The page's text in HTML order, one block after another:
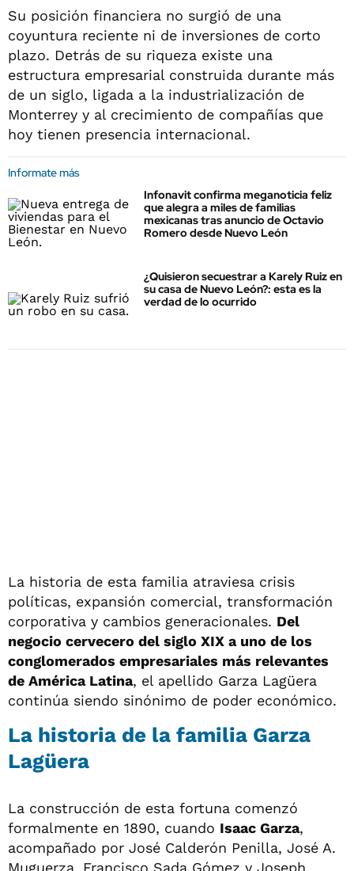
Su posición financiera no surgió de una
coyuntura reciente ni de inversiones de corto
plazo. Detrás de su riqueza existe una
estructura empresarial construida durante más
de un siglo, ligada a la industrialización de
Monterrey y al crecimiento de compañías que
hoy tienen presencia internacional.
Informate más
Infonavit confirma meganoticia feliz
que alegra a miles de familias
mexicanas tras anuncio de Octavio
Romero desde Nuevo León
¿Quisieron secuestrar a Karely Ruiz en
su casa de Nuevo León?: esta es la
verdad de lo ocurrido
La historia de esta familia atraviesa crisis
políticas, expansión comercial, transformación
corporativa y cambios generacionales. Del
negocio cervecero del siglo XIX a uno de los
conglomerados empresariales más relevantes
de América Latina, el apellido Garza Lagüera
continúa siendo sinónimo de poder económico.
La historia de la familia Garza
Lagüera
La construcción de esta fortuna comenzó
formalmente en 1890, cuando Isaac Garza,
acompañado por José Calderón Penilla, José A.
Muguerza, Francisco Sada Gómez y Joseph